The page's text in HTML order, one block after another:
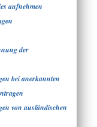
aufnehmen
der
bei anerkannten
von ausländischen